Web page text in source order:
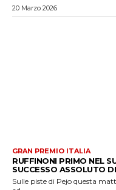
20 Marzo 2026
GRAN PREMIO ITALIA
RUFFINONI PRIMO NEL
SUCCESSO ASSOLUTO
Sulle piste di Pejo questa